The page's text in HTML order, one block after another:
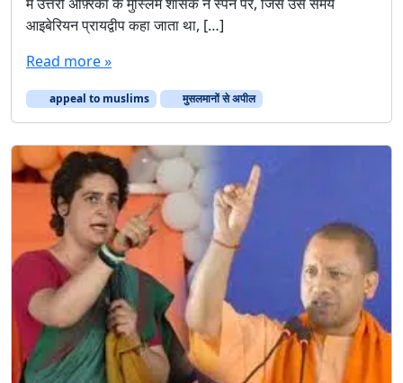
मा
आइबेरियन प्रायद्वीप कहा जाता था, […]
Read more »
appeal to muslims मुसलमानों से अपील